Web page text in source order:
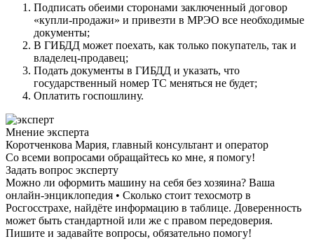
Подписать обеими сторонами заключенный договор
«купли-продажи» и привезти в МРЭО все необходимые
документы;
В ГИБДД может поехать, как только покупатель, так и
владелец-продавец;
Подать документы в ГИБДД и указать, что
государственный номер ТС меняться не будет;
Оплатить госпошлину.
Мнение эксперта
Коротченкова Мария, главный консультант и оператор
Со всеми вопросами обращайтесь ко мне, я помогу!
Задать вопрос эксперту
Можно ли оформить машину на себя без хозяина? Ваша
онлайн-энциклопедия • Сколько стоит техосмотр в
Росгосстрахе, найдёте информацию в таблице. Доверенность
может быть стандартной или же с правом передоверия.
Пишите и задавайте вопросы, обязательно помогу!